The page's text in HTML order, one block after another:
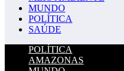
MUNDO
POLÍTICA
SAÚDE
POLÍTICA
AMAZONAS